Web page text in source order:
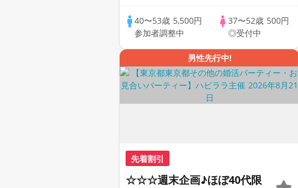
40〜53歳 5,500円
参加者調整中
37〜52歳 500円
◎受付中
男性先行中!
先着割引
☆☆☆週末企画♪ほぼ40代限